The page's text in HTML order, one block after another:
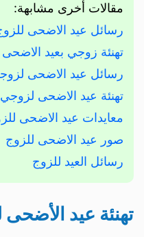
مقالات أخرى مشابهة:
رسائل عيد الاضحى
تهنئة زوجي بعيد الاضحى
رسائل عيد الاضحى
تهنئة عيد الاضحى لزوجي
معايدات عيد الاضحى
صور عيد الاضحى للزوج
رسائل العيد للزوج
تهنئة عيد